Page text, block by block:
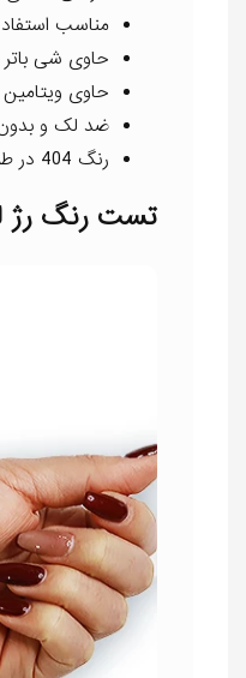
مناسب
حاوی شی باتر
حاوی ویتامین E
ضد لک و
رنگ 404 در طیف صورتی ملایم نود با ته‌رنگ گرم
تست رنگ رژ